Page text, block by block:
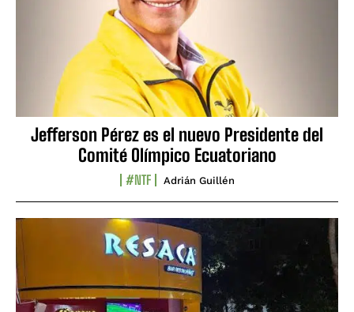
Jefferson Pérez es el nuevo Presidente del
Comité Olímpico Ecuatoriano
#NTF Adrián Guillén